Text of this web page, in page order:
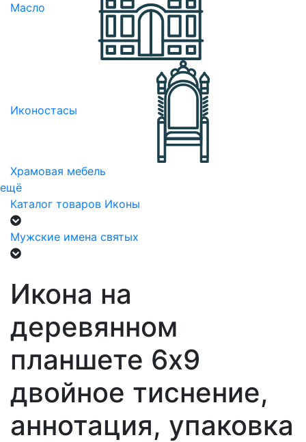
Масло
Иконостасы
Храмовая мебель
ещё
Каталог товаров Иконы
Мужские имена святых
Икона на
деревянном
планшете 6х9
двойное тиснение,
аннотация, упаковка